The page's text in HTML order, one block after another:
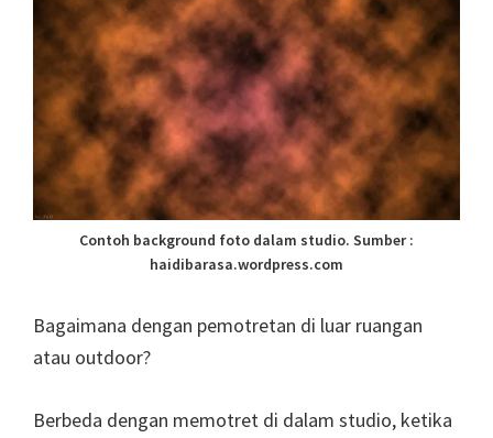
Contoh background foto dalam studio. Sumber :
haidibarasa.wordpress.com
Bagaimana dengan pemotretan di luar ruangan
atau outdoor?
Berbeda dengan memotret di dalam studio, ketika